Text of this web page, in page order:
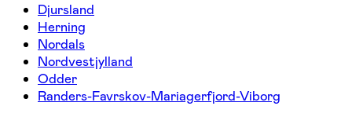
Djursland
Herning
Nordals
Nordvestjylland
Odder
Randers-Favrskov-Mariagerfjord-Viborg